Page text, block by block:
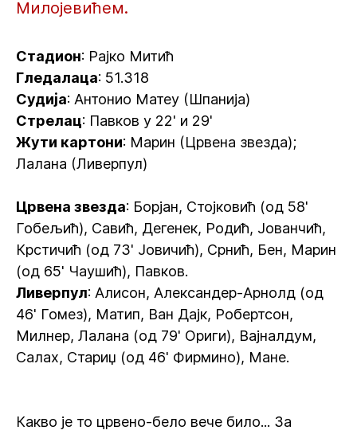
Милојевићем.
Стадион: Рајко Митић
Гледалаца: 51.318
Судија: Антонио Матеу (Шпанија)
Стрелац: Павков у 22' и 29'
Жути картони: Марин (Црвена звезда);
Лалана (Ливерпул)
Црвена звезда: Борјан, Стојковић (од 58'
Гобељић), Савић, Дегенек, Родић, Јованчић,
Крстичић (од 73' Јовичић), Срнић, Бен, Марин
(од 65' Чаушић), Павков.
Ливерпул: Алисон, Александер-Арнолд (од
46' Гомез), Матип, Ван Дајк, Робертсон,
Милнер, Лалана (од 79' Ориги), Вајналдум,
Салах, Стариџ (од 46' Фирмино), Мане.
Какво је то црвено-бело вече било... За